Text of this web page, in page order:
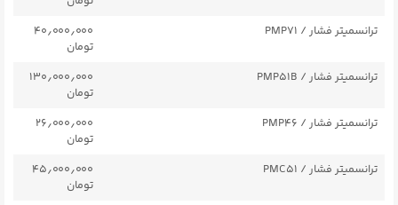
ترانسمیتر فشار / PMP71
۴۰٫۰۰۰٫۰۰۰
تومان
ترانسمیتر فشار / PMP51B
۱۳۰٫۰۰۰٫۰۰۰
تومان
ترانسمیتر فشار / PMP46
۲۶٫۰۰۰٫۰۰۰
تومان
ترانسمیتر فشار / PMC51
۴۵٫۰۰۰٫۰۰۰
تومان